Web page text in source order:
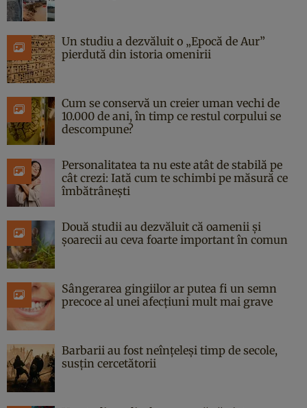
Un studiu a dezvăluit o „Epocă de Aur”
pierdută din istoria omenirii
Cum se conservă un creier uman vechi de
10.000 de ani, în timp ce restul corpului se
descompune?
Personalitatea ta nu este atât de stabilă pe
cât crezi: Iată cum te schimbi pe măsură ce
îmbătrânești
Două studii au dezvăluit că oamenii și
șoarecii au ceva foarte important în comun
Sângerarea gingiilor ar putea fi un semn
precoce al unei afecțiuni mult mai grave
Barbarii au fost neînțeleși timp de secole,
susțin cercetătorii